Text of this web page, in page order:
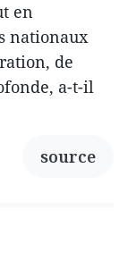
en
nationaux
de
a-t-il
source